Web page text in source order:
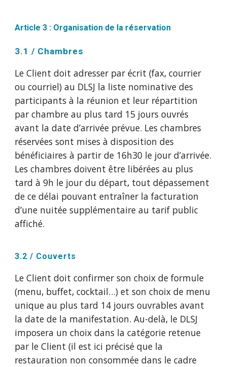
Article 3 : Organisation de la réservation
3.1 / Chambres
Le Client doit adresser par écrit (fax, courrier
ou courriel) au DLSJ la liste nominative des
participants à la réunion et leur répartition
par chambre au plus tard 15 jours ouvrés
avant la date d’arrivée prévue. Les chambres
réservées sont mises à disposition des
bénéficiaires à partir de 16h30 le jour d’arrivée.
Les chambres doivent être libérées au plus
tard à 9h le jour du départ, tout dépassement
de ce délai pouvant entraîner la facturation
d’une nuitée supplémentaire au tarif public
affiché.
3.2 / Couverts
Le Client doit confirmer son choix de formule
(menu, buffet, cocktail…) et son choix de menu
unique au plus tard 14 jours ouvrables avant
la date de la manifestation. Au-delà, le DLSJ
imposera un choix dans la catégorie retenue
par le Client (il est ici précisé que la
restauration non consommée dans le cadre